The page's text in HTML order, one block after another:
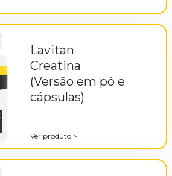
Lavitan
Creatina
(Versão em pó e
cápsulas)
Ver produto >